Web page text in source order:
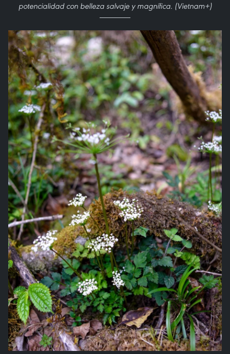
potencialidad con belleza salvaje y magnífica. (Vietnam+)